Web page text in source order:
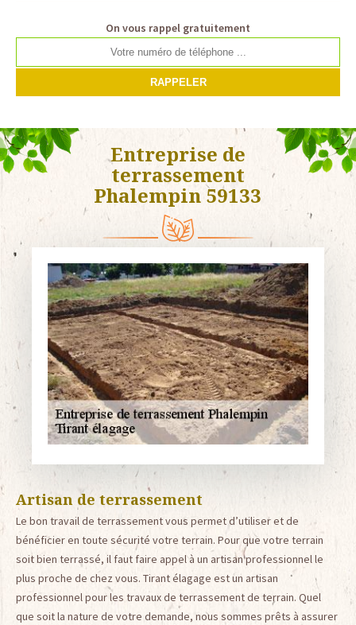
On vous rappel gratuitement
Entreprise de
terrassement
Phalempin 59133
Artisan de terrassement
Le bon travail de terrassement vous permet d’utiliser et de
bénéficier en toute sécurité votre terrain. Pour que votre terrain
soit bien terrassé, il faut faire appel à un artisan professionnel le
plus proche de chez vous. Tirant élagage est un artisan
professionnel pour les travaux de terrassement de terrain. Quel
que soit la nature de votre demande, nous sommes prêts à assurer